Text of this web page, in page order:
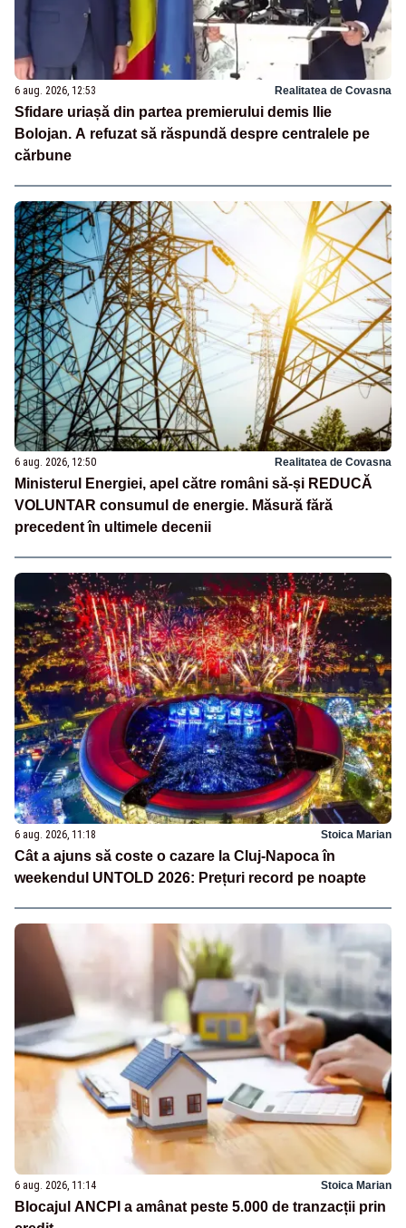
6 aug. 2026, 12:53 Realitatea de Covasna
Sfidare uriașă din partea premierului demis Ilie
Bolojan. A refuzat să răspundă despre centralele pe
cărbune
6 aug. 2026, 12:50 Realitatea de Covasna
Ministerul Energiei, apel către români să-și REDUCĂ
VOLUNTAR consumul de energie. Măsură fără
precedent în ultimele decenii
6 aug. 2026, 11:18 Stoica Marian
Cât a ajuns să coste o cazare la Cluj-Napoca în
weekendul UNTOLD 2026: Prețuri record pe noapte
6 aug. 2026, 11:14 Stoica Marian
Blocajul ANCPI a amânat peste 5.000 de tranzacții prin